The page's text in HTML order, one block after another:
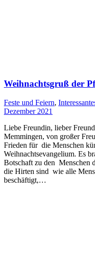
Weihnachtsgruß der
Feste und Feiern,
Dezember 2021
Liebe Freundin, lieber
Memmingen, von großer
Frieden für die Menschen
Weihnachtsevangelium. Es
Botschaft zu den Menschen
die Hirten sind wie alle
beschäftigt,…